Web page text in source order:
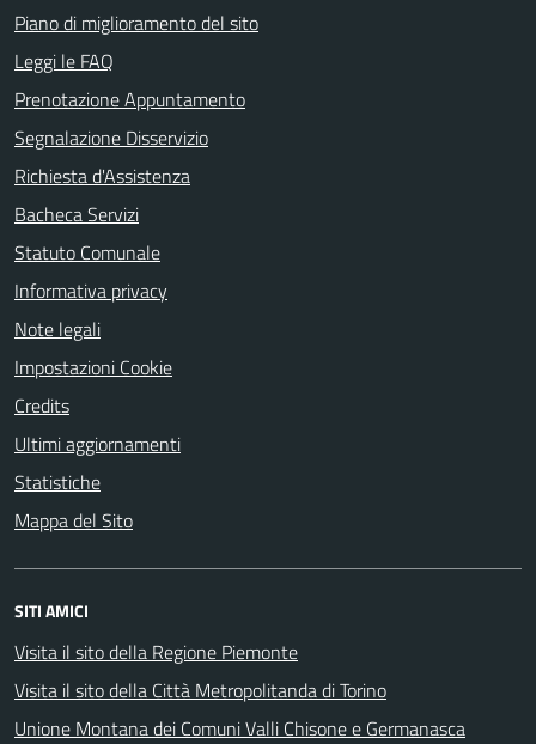
Piano di miglioramento del sito
Leggi le FAQ
Prenotazione Appuntamento
Segnalazione Disservizio
Richiesta d'Assistenza
Bacheca Servizi
Statuto Comunale
Informativa privacy
Note legali
Impostazioni Cookie
Credits
Ultimi aggiornamenti
Statistiche
Mappa del Sito
SITI AMICI
Visita il sito della Regione Piemonte
Visita il sito della Città Metropolitanda di Torino
Unione Montana dei Comuni Valli Chisone e Germanasca